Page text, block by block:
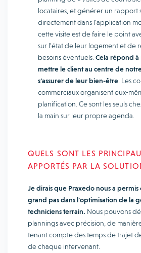
locataires, et générer un rapport
directement dans l’application
cette visite est de faire le point
sur l’état de leur logement et de
besoins éventuels. Cela répond
mettre le client au centre de
s’assurer de leur bien-être . Les
commerciaux organisent eux-
planification. Ce sont les seuls
la main sur leur propre agenda.
QUELS SONT LES
APPORTÉS PAR LA
Je dirais que Praxedo nous a
grand pas dans l’optimisation de la
techniciens terrain. Nous pouvons
plannings avec précision, de
tenant compte des temps de trajet
de chaque intervenant.